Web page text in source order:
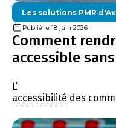
Les solutions PMR
Publié le 18 juin 2026
Comment
accessible
L’
accessibilité des